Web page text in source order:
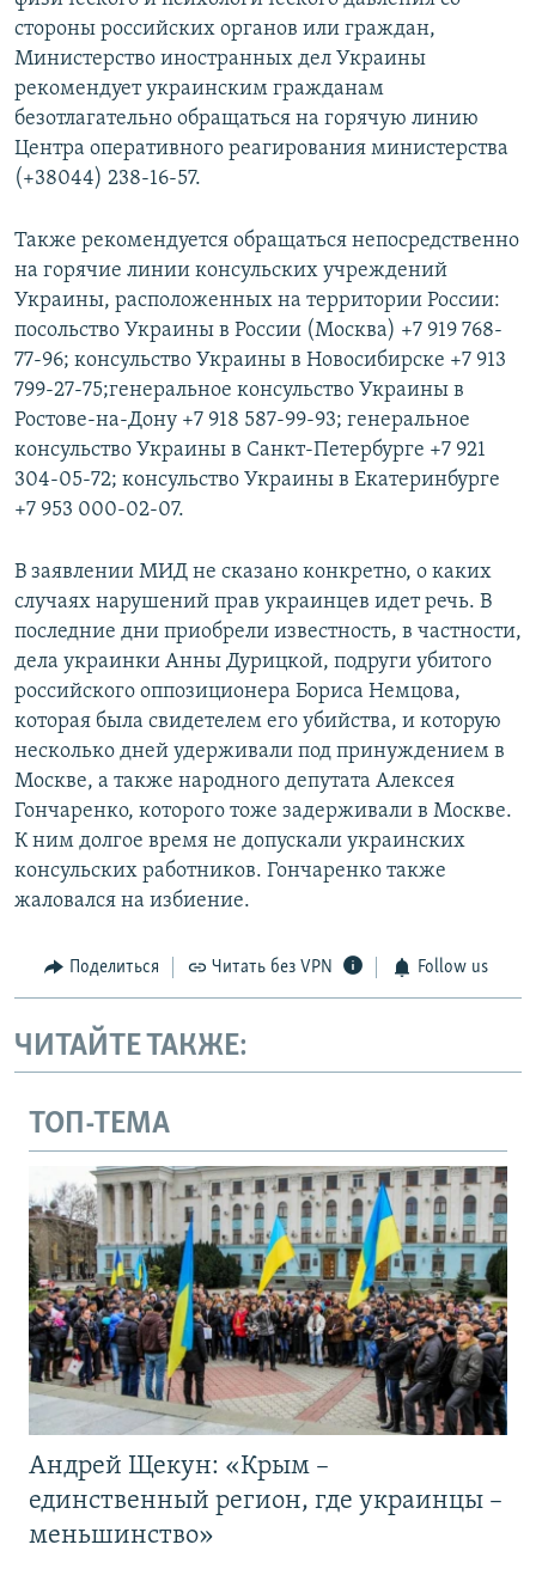
стороны российских органов или граждан,
Министерство иностранных дел Украины
рекомендует украинским гражданам
безотлагательно обращаться на горячую линию
Центра оперативного реагирования министерства
(+38044) 238-16-57.
Также рекомендуется обращаться непосредственно
на горячие линии консульских учреждений
Украины, расположенных на территории России:
посольство Украины в России (Москва) +7 919 768-
77-96; консульство Украины в Новосибирске +7 913
799-27-75;генеральное консульство Украины в
Ростове-на-Дону +7 918 587-99-93; генеральное
консульство Украины в Санкт-Петербурге +7 921
304-05-72; консульство Украины в Екатеринбурге
+7 953 000-02-07.
В заявлении МИД не сказано конкретно, о каких
случаях нарушений прав украинцев идет речь. В
последние дни приобрели известность, в частности,
дела украинки Анны Дурицкой, подруги убитого
российского оппозиционера Бориса Немцова,
которая была свидетелем его убийства, и которую
несколько дней удерживали под принуждением в
Москве, а также народного депутата Алексея
Гончаренко, которого тоже задерживали в Москве.
К ним долгое время не допускали украинских
консульских работников. Гончаренко также
жаловался на избиение.
Поделиться Читать без VPN Follow us
ЧИТАЙТЕ ТАКЖЕ:
ТОП-ТЕМА
Андрей Щекун: «Крым –
единственный регион, где украинцы –
меньшинство»